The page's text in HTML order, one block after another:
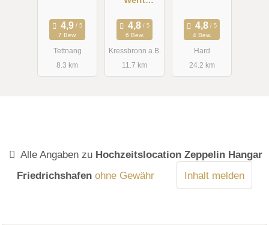
7 Bew.
Tettnang
8.3 km
Betriebs
GmbH -
WERFT1919
6 Bew.
Kressbronn a.B.
11.7 km
er
4 Bew.
Hard
24.2 km
Alle Angaben zu Hochzeitslocation Zeppelin Hangar
Friedrichshafen ohne Gewähr Inhalt melden